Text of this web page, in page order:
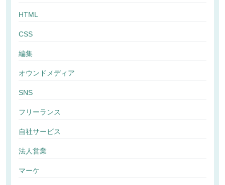
HTML
CSS
編集
オウンドメディア
SNS
フリーランス
自社サービス
法人営業
マーケ